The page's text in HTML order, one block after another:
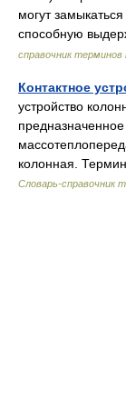
могут
способную
справочник
Контактное
устройство
колонная.
Словарь-справочник